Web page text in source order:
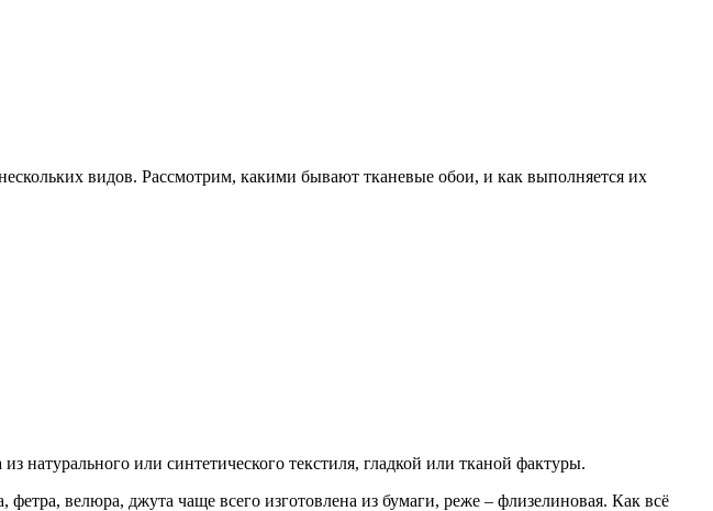
видов. Рассмотрим, какими бывают тканевые обои, и как выполняется их
натурального или синтетического текстиля, гладкой или тканой фактуры.
велюра, джута чаще всего изготовлена из бумаги, реже – флизелиновая. Как всё